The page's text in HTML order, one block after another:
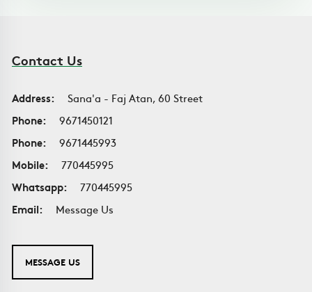
Contact Us
Address:
Sana'a - Faj Atan, 60 Street
Phone:
9671450121
Phone:
9671445993
Mobile:
770445995
Whatsapp:
770445995
Email:
Message Us
MESSAGE US